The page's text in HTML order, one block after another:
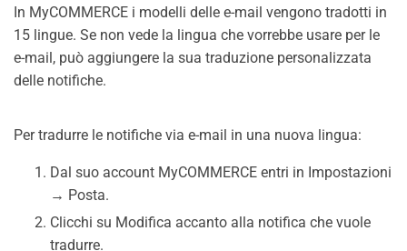
In MyCOMMERCE i modelli delle e-mail vengono tradotti in
15 lingue. Se non vede la lingua che vorrebbe usare per le
e-mail, può aggiungere la sua traduzione personalizzata
delle notifiche.
Per tradurre le notifiche via e-mail in una nuova lingua:
Dal suo account MyCOMMERCE entri in Impostazioni
→ Posta.
Clicchi su Modifica accanto alla notifica che vuole
tradurre.